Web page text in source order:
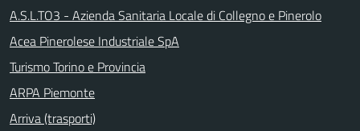
A.S.L.TO3 - Azienda Sanitaria Locale di Collegno e Pinerolo
Acea Pinerolese Industriale SpA
Turismo Torino e Provincia
ARPA Piemonte
Arriva (trasporti)